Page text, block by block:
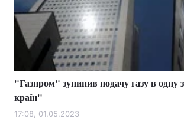
Техно і зв'язок
Зброя Інциденти
Здоров'я
Цікавинки Погода
Екологія
"Газпром" зупинив подачу газу в одну
країн"
17:08, 01.05.2023